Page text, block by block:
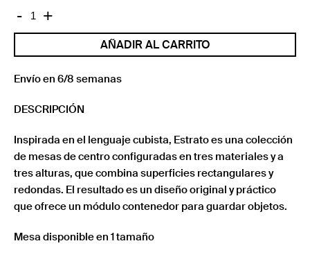
-
ESTRATO-
+
AÑADIR AL CARRITO
Envío en 6/8 semanas
DESCRIPCIÓN
Inspirada en el lenguaje cubista, Estrato es una colección
de mesas de centro configuradas en tres materiales y a
tres alturas, que combina superficies rectangulares y
redondas. El resultado es un diseño original y práctico
que ofrece un módulo contenedor para guardar objetos.
Mesa disponible en 1 tamaño